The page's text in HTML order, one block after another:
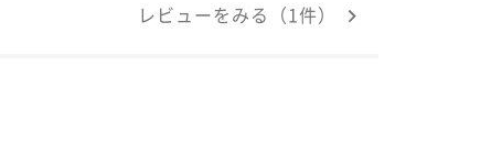
レビューをみる（1件）